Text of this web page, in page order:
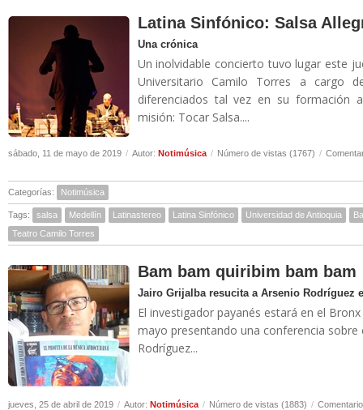
Latina Sinfónico: Salsa
Una crónica
Un inolvidable concierto tuvo lugar este
Universitario Camilo Torres a cargo
diferenciados tal vez en su formación
misión: Tocar Salsa....
sábado, 11 de mayo de 2019 / Autor: Notimúsica / Número de vistas (1767) /
Categorías: Notimúsica
Tags: salsa Medellín Latinastereo Latina Sinfónico Universidad de Antioquia
Teatro Camilo Torres
Bam bam quiribim bam bam
Jairo Grijalba resucita a Arsenio Rodríguez
El investigador payanés estará en el
mayo presentando una conferencia
Rodríguez...
jueves, 25 de abril de 2019 / Autor: Notimúsica / Número de vistas (1883) /